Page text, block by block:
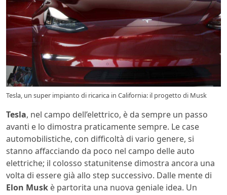
Tesla, un super impianto di ricarica in California: il progetto di Musk
Tesla, nel campo dell’elettrico, è da sempre un passo
avanti e lo dimostra praticamente sempre. Le case
automobilistiche, con difficoltà di vario genere, si
stanno affacciando da poco nel campo delle auto
elettriche; il colosso statunitense dimostra ancora una
volta di essere già allo step successivo. Dalle mente di
Elon Musk è partorita una nuova geniale idea. Un